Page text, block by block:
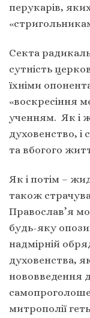
перукарів,
Секта
сутність
їхніми
«воскресіння
ученням. Як і
духовенство, і
та вбогого
Як і потім –
також
Православ’я
будь-яку
надмірній
духовенства,
нововведення
митрополії